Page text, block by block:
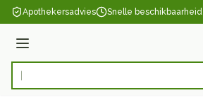
Ga naar de inhoud
Apothekersadvies Snelle beschikbaarheid
Menu
Product, merk, categorie...